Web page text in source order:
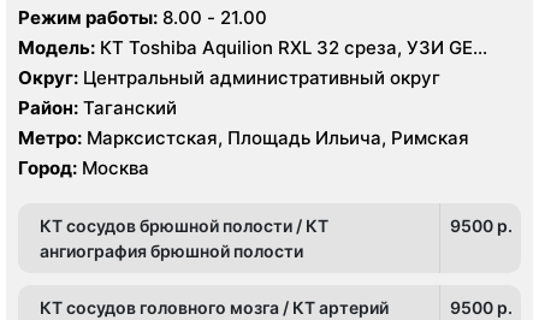
Режим работы: 8.00 - 21.00
Модель: КТ Toshiba Aquilion RXL 32 среза, УЗИ GE
Logic 9
Округ: Центральный административный округ
Район: Таганский
Метро: Марксистская, Площадь Ильича, Римская
Город: Москва
КТ сосудов брюшной полости / КТ
ангиография брюшной полости
9500 p.
КТ сосудов головного мозга / КТ артерий 9500 p.